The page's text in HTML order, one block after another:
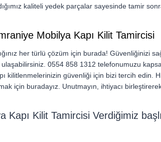
kaliteli yedek parçalar sayesinde tamir
Mobilya Kapı Kilit Tamircisi
her türlü çözüm için burada! Güvenliğinizi
0554 858 1312 telefonumuzu
güvenliği için bizi tercih edin.
için buradayız. Unutmayın, ihtiyacı
Kapı Kilit Tamircisi Verdiğimiz